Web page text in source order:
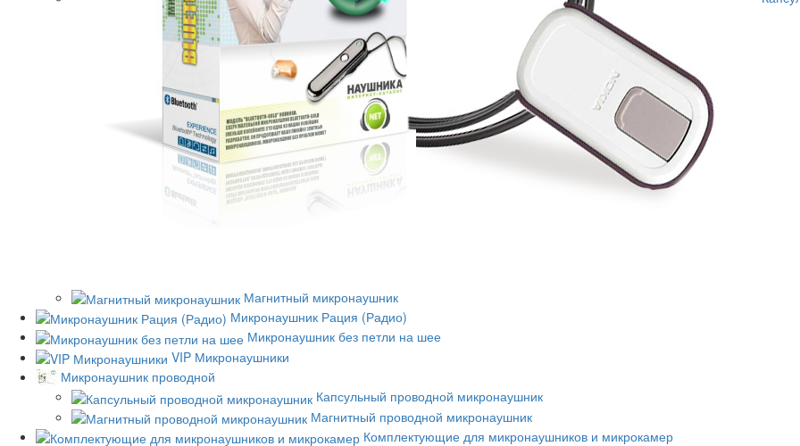
Магнитный микронаушник
Микронаушник Рация (Радио)
Микронаушник без петли на шее
VIP Микронаушники
Микронаушник проводной
Капсульный проводной микронаушник
Магнитный проводной микронаушник
Комплектующие для микронаушников и микрокамер